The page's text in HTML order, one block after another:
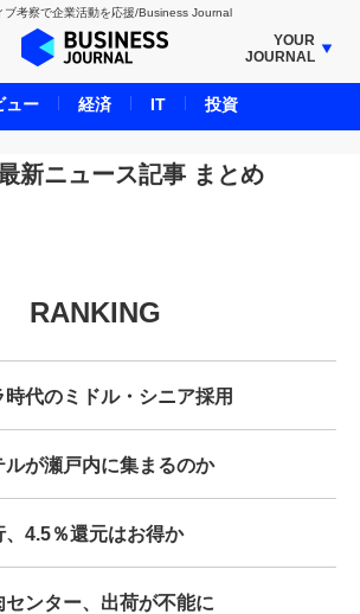
ブ考察で企業活動を応援/Business Journal
YOUR
JOURNAL
BUSINESS JOURNAL
UNICORN JOURNAL
CARBON CREDITS JOURNAL
LIFE ENDING JOURNAL
BPaaS JOURNAL
新ニュース記事 まとめ
RANKING
代のミドル・シニア採用
ルが瀬戸内に集まるのか
、4.5％還元はお得か
ンター、出荷が不能に
ュー 経済 IT 投資